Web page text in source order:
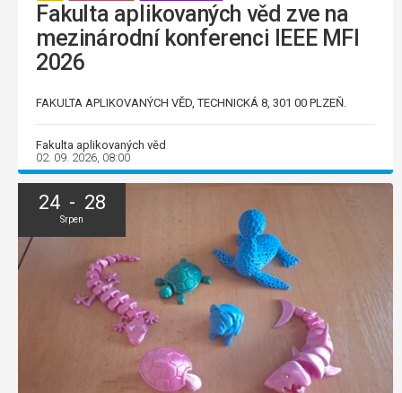
Fakulta aplikovaných věd zve na
mezinárodní konferenci IEEE MFI
2026
FAKULTA APLIKOVANÝCH VĚD, TECHNICKÁ 8, 301 00 PLZEŇ.
Fakulta aplikovaných věd
02. 09. 2026, 08:00
24 - 28
Srpen